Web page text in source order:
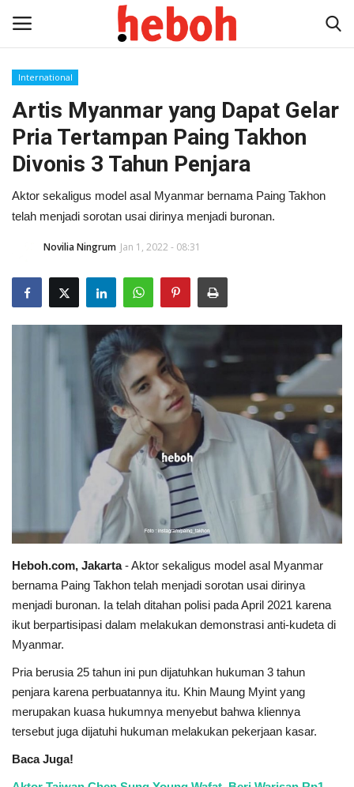
Home
Entertainment
Lifestyle
International
Artis Myanmar yang Dapat Gelar
Pria Tertampan Paing Takhon
Divonis 3 Tahun Penjara
Aktor sekaligus model asal Myanmar bernama Paing Takhon
telah menjadi sorotan usai dirinya menjadi buronan.
Novilia Ningrum Jan 1, 2022 - 08:31
Heboh.com, Jakarta- Aktor sekaligus model asal Myanmar
bernama Paing Takhon telah menjadi sorotan usai dirinya
menjadi buronan. Ia telah ditahan polisi pada April 2021 karena
ikut berpartisipasi dalam melakukan demonstrasi anti-kudeta di
Myanmar.
Pria berusia 25 tahun ini pun dijatuhkan hukuman 3 tahun
penjara karena perbuatannya itu. Khin Maung Myint yang
merupakan kuasa hukumnya menyebut bahwa kliennya
tersebut juga dijatuhi hukuman melakukan pekerjaan kasar.
Baca Juga!